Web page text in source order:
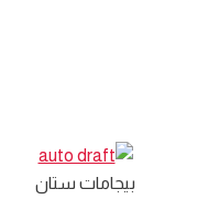
بيجامات ستان